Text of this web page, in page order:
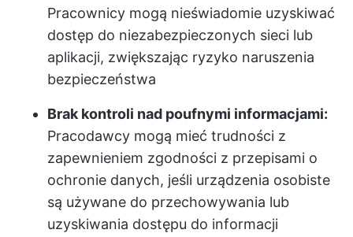
Pracownicy mogą nieświadomie uzyskiwać
dostęp do niezabezpieczonych sieci lub
aplikacji, zwiększając ryzyko naruszenia
bezpieczeństwa
Brak kontroli nad poufnymi informacjami:
Pracodawcy mogą mieć trudności z
zapewnieniem zgodności z przepisami o
ochronie danych, jeśli urządzenia osobiste
są używane do przechowywania lub
uzyskiwania dostępu do informacji